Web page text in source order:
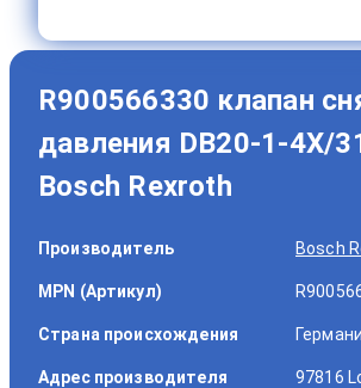
R900566330 клапан
давления DB20-1-4X/
Bosch Rexroth
Производитель Bosch
MPN (Артикул)
Страна происхождения
Адрес производителя 97816